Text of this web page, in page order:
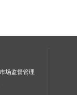
场监督管理